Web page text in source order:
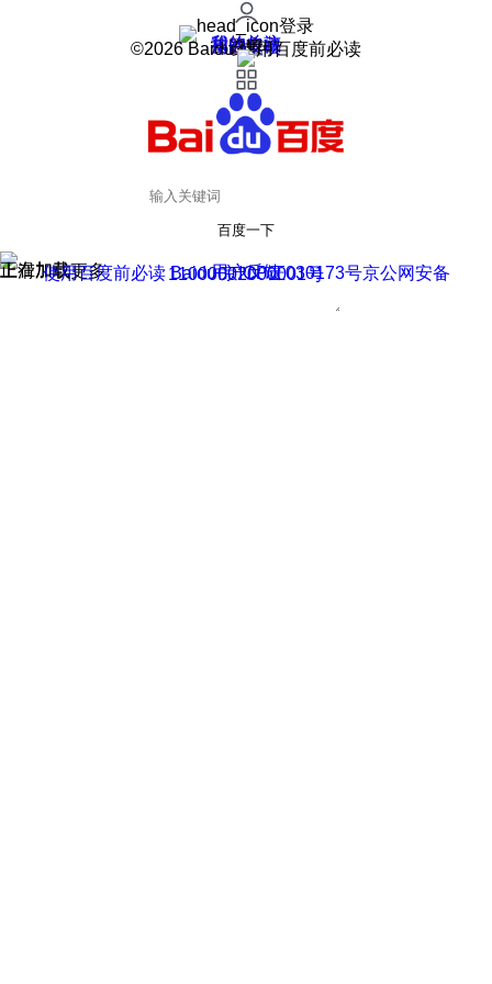
登录
我的关注
我的收藏
皮肤中心
用户反馈
设置
©2026 Baidu 使用百度前必读
百度一下
正在加载
上滑加载更多 用户反馈
使用百度前必读 Baidu 京ICP证030173号
京公网安备11000002000001号